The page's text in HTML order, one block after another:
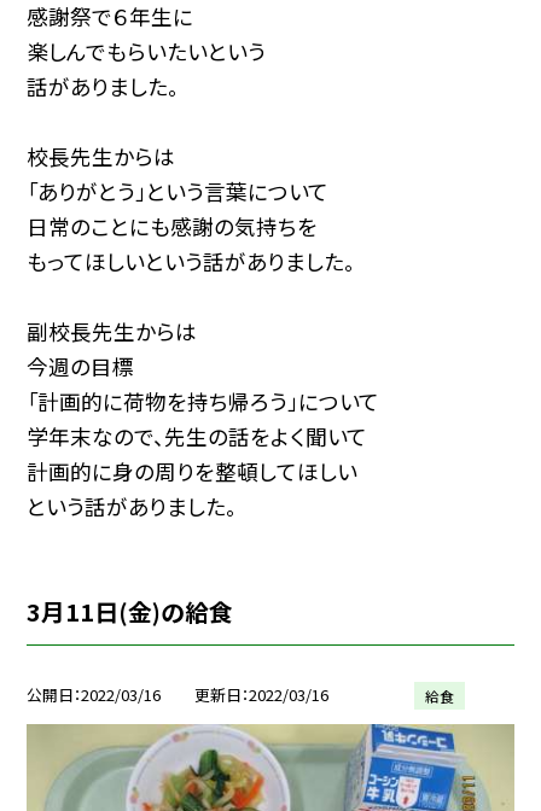
感謝祭で６年生に
楽しんでもらいたいという
話がありました。
校長先生からは
「ありがとう」という言葉について
日常のことにも感謝の気持ちを
もってほしいという話がありました。
副校長先生からは
今週の目標
「計画的に荷物を持ち帰ろう」について
学年末なので、先生の話をよく聞いて
計画的に身の周りを整頓してほしい
という話がありました。
3月11日(金)の給食
公開日 2022/03/16 更新日 2022/03/16 給食